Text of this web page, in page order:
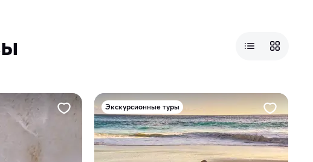
Экскурсионные туры